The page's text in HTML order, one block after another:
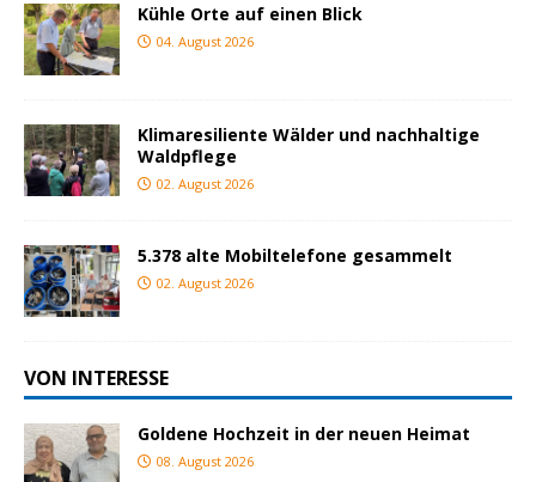
Kühle Orte auf einen Blick
04. August 2026
Klimaresiliente Wälder und nachhaltige
Waldpflege
02. August 2026
5.378 alte Mobiltelefone gesammelt
02. August 2026
VON INTERESSE
Goldene Hochzeit in der neuen Heimat
08. August 2026